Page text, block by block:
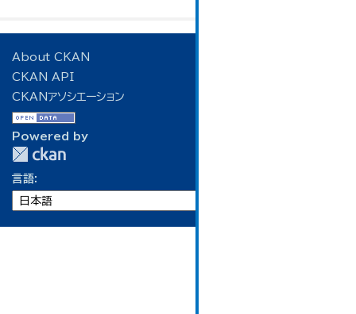
About CKAN
CKAN API
CKANアソシエーション
Powered by
言語